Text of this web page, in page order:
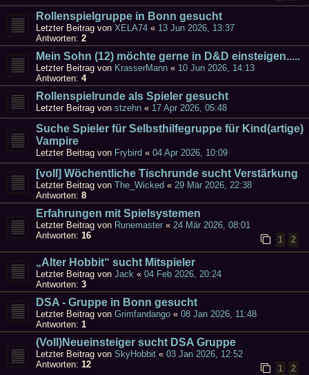
Rollenspielgruppe in Bonn gesucht
Letzter Beitrag von XELA74 « 13 Jun 2026, 13:37
Antworten: 2
Mein Sohn (12) möchte gerne in D&D einsteigen.....
Letzter Beitrag von KrasserMann « 10 Jun 2026, 14:13
Antworten: 4
Rollenspielrunde als Spieler gesucht
Letzter Beitrag von stzehn « 17 Apr 2026, 05:48
Suche Spieler für Selbsthilfegruppe für Kind(artige)
Vampire
Letzter Beitrag von Frybird « 04 Apr 2026, 10:09
[voll] Wöchentliche Tischrunde sucht Verstärkung
Letzter Beitrag von The_Wicked « 29 Mär 2026, 22:38
Antworten: 8
Erfahrungen mit Spielsystemen
Letzter Beitrag von Runemaster « 24 Mär 2026, 08:01
Antworten: 16 1 2
„Alter Hobbit“ sucht Mitspieler
Letzter Beitrag von Jack « 04 Feb 2026, 20:24
Antworten: 3
DSA - Gruppe in Bonn gesucht
Letzter Beitrag von Grimfandango « 08 Jan 2026, 11:48
Antworten: 1
(Voll)Neueinsteiger sucht DSA Gruppe
Letzter Beitrag von SkyHobbit « 03 Jan 2026, 12:52
Antworten: 12 1 2